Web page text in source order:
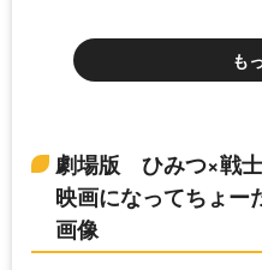
も
劇場版 ひみつ×戦
映画になってちょー
画像